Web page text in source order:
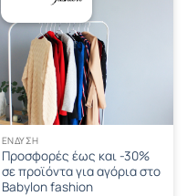
ΈΝΔΥΣΗ
Προσφορές έως και -30%
σε προϊόντα για αγόρια στο
Babylon fashion